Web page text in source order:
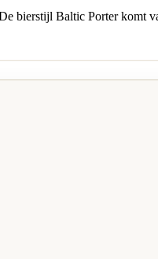
bierstijl Baltic Porter komt